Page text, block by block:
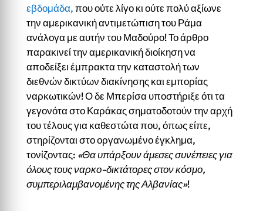
εβδομάδα,που ούτε λίγο κι ούτε πολύ αξίωνε
την αμερικανική αντιμετώπιση του Ράμα
ανάλογα με αυτήν του Μαδούρο! Το άρθρο
παρακινεί την αμερικανική διοίκηση να
αποδείξει έμπρακτα την καταστολή των
διεθνών δικτύων διακίνησης και εμπορίας
ναρκωτικών! Ο δε Μπερίσα υποστήριξε ότι τα
γεγονότα στο Καράκας σηματοδοτούν την αρχή
του τέλους για καθεστώτα που, όπως είπε,
στηρίζονται στο οργανωμένο έγκλημα,
τονίζοντας: «Θα υπάρξουν άμεσες συνέπειες για
όλους τους ναρκο-δικτάτορες στον κόσμο,
συμπεριλαμβανομένης της Αλβανίας»!